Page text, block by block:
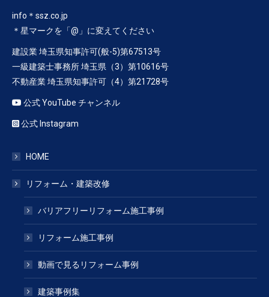
info＊ssz.co.jp
＊星マークを「@」に変えてください
建設業 埼玉県知事許可(般-5)第67513号
一級建築士事務所 埼玉県（3）第10616号
不動産業 埼玉県知事許可（4）第21728号
公式 YouTube チャンネル
公式 Instagram
HOME
リフォーム・建築改修
バリアフリーリフォーム施工事例
リフォーム施工事例
動画で見るリフォーム事例
建築事例集